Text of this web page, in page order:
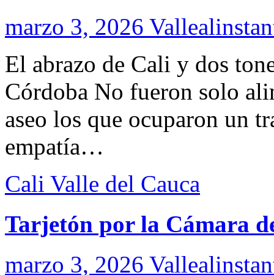
marzo 3, 2026
El abrazo de Cali y dos
Córdoba No fueron solo
aseo los que ocuparon un
empatía…
Cali Valle del Cauca
Tarjetón por la Cámara
marzo 3, 2026